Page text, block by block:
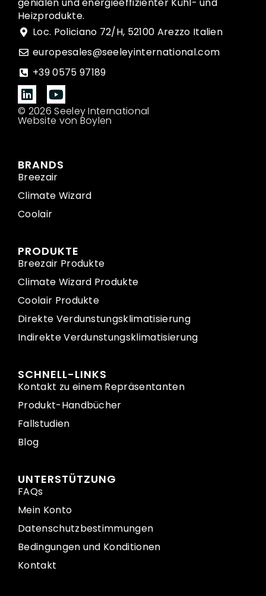
genialen und energieeffizienter Kühl- und
Heizprodukte.
Loc. Policiano 72/H, 52100 Arezzo Italien
europesales@seeleyinternational.com
+39 0575 97189
© 2026 Seeley International
Website von Boylen
BRANDS
Breezair
Climate Wizard
Coolair
PRODUKTE
Breezair Produkte
Climate Wizard Produkte
Coolair Produkte
Direkte Verdunstungsklimatisierung
Indirekte Verdunstungsklimatisierung
SCHNELL-LINKS
Kontakt zu einem Repräsentanten
Produkt-Handbücher
Fallstudien
Blog
UNTERSTÜTZUNG
FAQs
Mein Konto
Datenschutzbestimmungen
Bedingungen und Konditionen
Kontakt